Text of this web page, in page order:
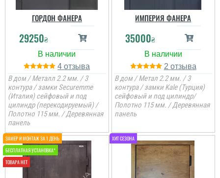
ГОРДОН ФАНЕРА
29250₴
4
В дом / Металл 2.2 мм. / 3
контура / замки Securemme
(Италия) сейфовый и под
цилиндр (перекодируемый) /
Полотно 115 мм. / Деревянная
панель
ИМПЕРИЯ ФАНЕРА
35000₴
2
В дом / Метал 2.2 мм. / 3
контура / замки Kale (Турция)
сейфовый и под цилиндр/
Полотно 115 мм. / Деревянная
панель